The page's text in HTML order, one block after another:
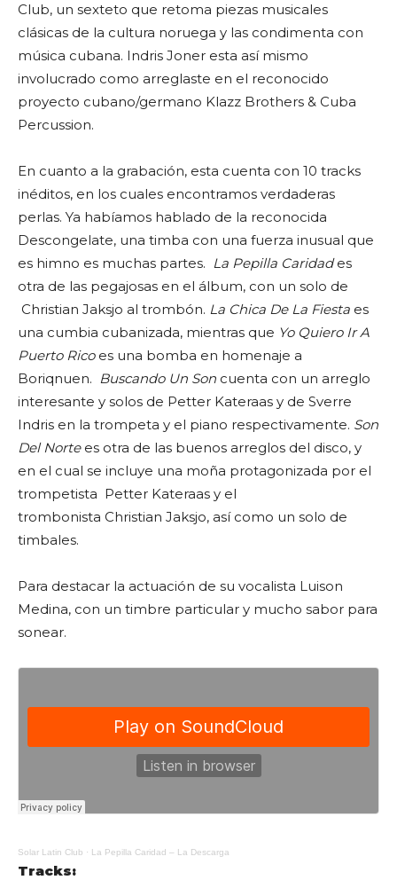
Club, un sexteto que retoma piezas musicales
clásicas de la cultura noruega y las condimenta con
música cubana. Indris Joner esta así mismo
involucrado como arreglaste en el reconocido
proyecto cubano/germano Klazz Brothers & Cuba
Percussion.
En cuanto a la grabación, esta cuenta con 10 tracks
inéditos, en los cuales encontramos verdaderas
perlas. Ya habíamos hablado de la reconocida
Descongelate, una timba con una fuerza inusual que
es himno es muchas partes. La Pepilla Caridades
otra de las pegajosas en el álbum, con un solo de
Christian Jaksjo al trombón. La Chica De La Fiesta es
una cumbia cubanizada, mientras que Yo Quiero Ir A
Puerto Ricoes una bomba en homenaje a
Boriqnuen. Buscando Un Son cuenta con un arreglo
interesante y solos de Petter Kateraas y de Sverre
Indris en la trompeta y el piano respectivamente. Son
Del Norte es otra de las buenos arreglos del disco, y
en el cual se incluye una moña protagonizada por el
trompetista Petter Kateraas y el
trombonista Christian Jaksjo, así como un solo de
timbales.
Para destacar la actuación de su vocalista Luison
Medina, con un timbre particular y mucho sabor para
sonear.
Solar Latin Club · La Pepilla Caridad – La Descarga
Tracks: